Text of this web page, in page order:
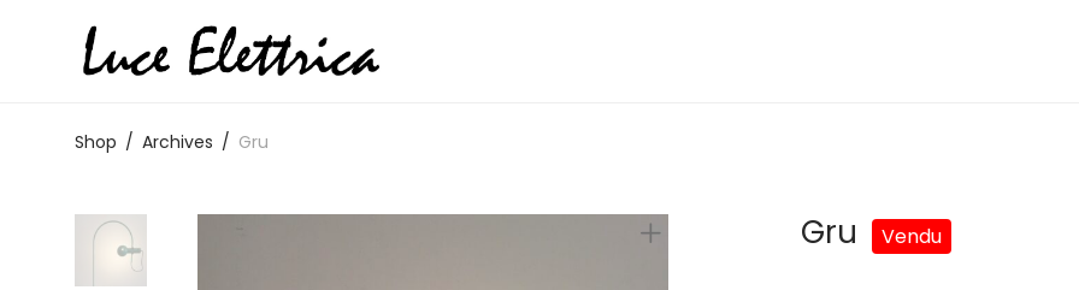
Shop / Archives / Gru
Gru